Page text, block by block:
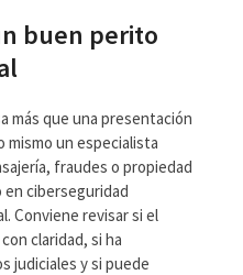
buen perito
más que una presentación
mismo un especialista
fraudes o propiedad
ciberseguridad
Conviene revisar si el
claridad, si ha
judiciales y si puede